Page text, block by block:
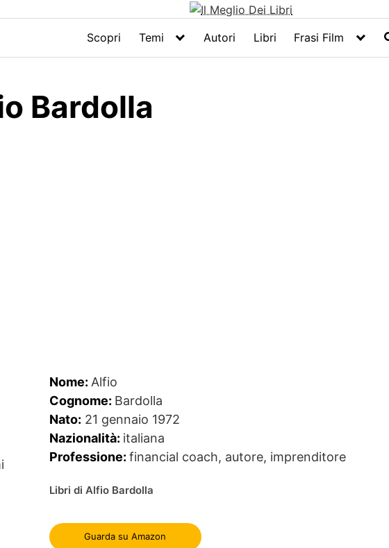
Scopri Temi Autori Libri Frasi Film
Bardolla
Nome: Alfio
Cognome: Bardolla
Nato: 21 gennaio 1972
Nazionalità: italiana
Professione:financial coach, autore, imprenditore
Libri di Alfio Bardolla
Guarda su Amazon